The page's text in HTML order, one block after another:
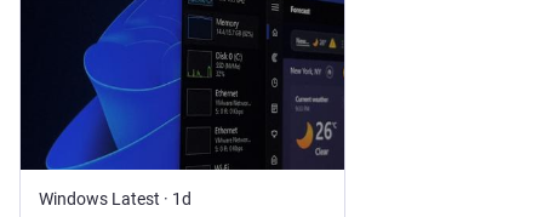
Windows Latest · 1d